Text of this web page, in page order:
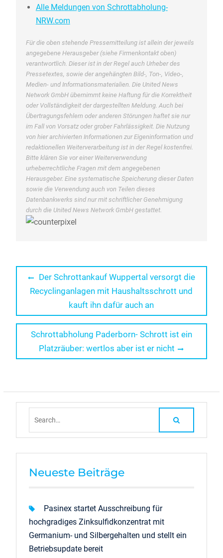
Alle Meldungen von Schrottabholung-
NRW.com
Für die oben stehende Pressemitteilung ist allein der jeweils
angegebene Herausgeber (siehe Firmenkontakt oben)
verantwortlich. Dieser ist in der Regel auch Urheber des
Pressetextes, sowie der angehängten Bild-, Ton-, Video-,
Medien- und Informationsmaterialien. Die United News
Network GmbH übernimmt keine Haftung für die Korrektheit
oder Vollständigkeit der dargestellten Meldung. Auch bei
Übertragungsfehlern oder anderen Störungen haftet sie nur
im Fall von Vorsatz oder grober Fahrlässigkeit. Die Nutzung
von hier archivierten Informationen zur Eigeninformation und
redaktionellen Weiterverarbeitung ist in der Regel kostenfrei.
Bitte klären Sie vor einer Weiterverwendung
urheberrechtliche Fragen mit dem angegebenen
Herausgeber. Eine systematische Speicherung dieser Daten
sowie die Verwendung auch von Teilen dieses
Datenbankwerks sind nur mit schriftlicher Genehmigung
durch die United News Network GmbH gestattet.
Beitragsnavigation
Previous
post:
Der Schrottankauf Wuppertal versorgt die
Recyclinganlagen mit Haushaltsschrott und
kauft ihn dafür auch an
Next
post:
Schrottabholung Paderborn- Schrott ist ein
Platzräuber: wertlos aber ist er nicht
Neueste Beiträge
Pasinex startet Ausschreibung für
hochgradiges Zinksulfidkonzentrat mit
Germanium- und Silbergehalten und stellt ein
Betriebsupdate bereit